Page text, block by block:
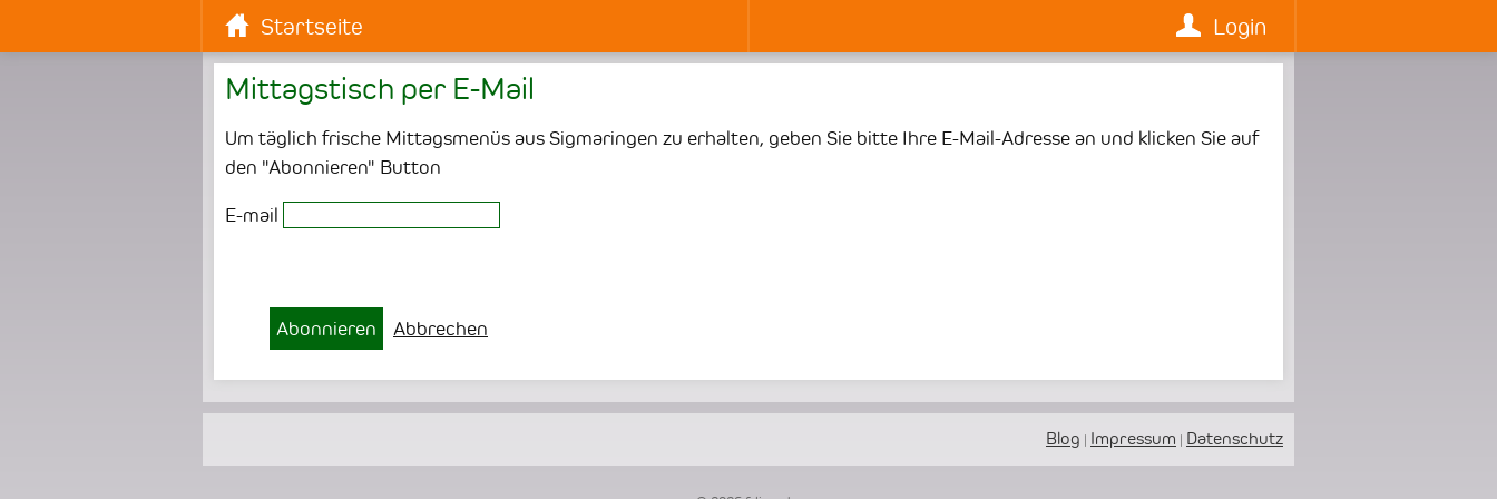
Startseite Login
Mittagstisch per E-Mail
Um täglich frische Mittagsmenüs aus Sigmaringen zu erhalten, geben Sie bitte Ihre E-Mail-Adresse an und klicken Sie auf
den "Abonnieren" Button
E-mail
Abonnieren Abbrechen
Blog | Impressum | Datenschutz